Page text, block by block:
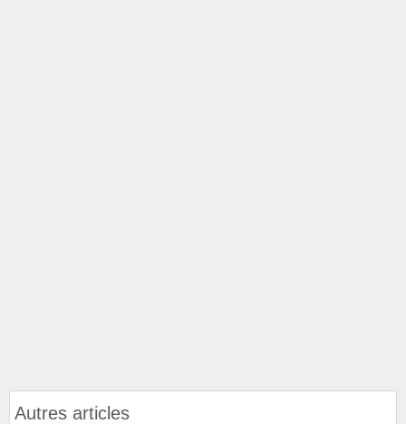
Autres articles